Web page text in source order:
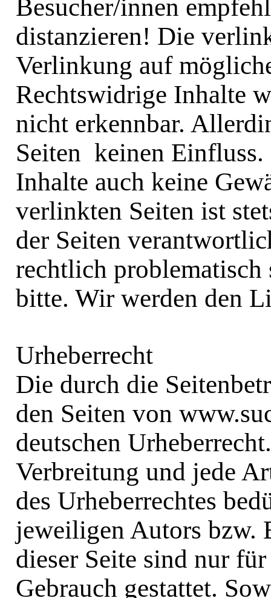
Besucher/innen
distanzieren! Die
Verlinkung auf
Rechtswidrige Inhalte
nicht erkennbar.
Seiten keinen
Inhalte auch keine
verlinkten Seiten ist
der Seiten
rechtlich problematisch
bitte. Wir werden den
Urheberrecht
Die durch die
den Seiten von
deutschen
Verbreitung und jede
des Urheberrechtes
jeweiligen Autors bzw.
dieser Seite sind nur
Gebrauch gestattet.